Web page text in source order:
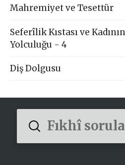
Mahremiyet ve Tesettür
Seferîlik Kıstası ve
Yolculuğu - 4
Diş Dolgusu
Search
Submit